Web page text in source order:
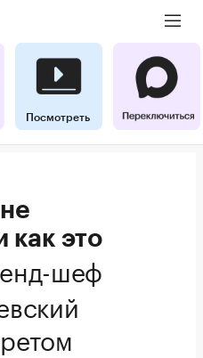
Посмотреть
как это
шеф